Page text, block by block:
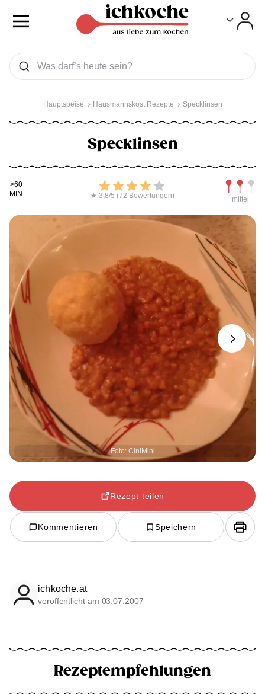
Was wollen Sie suchen
Suchen
Hauptspeise Hausmannskost Rezepte Specklinsen
Specklinsen
Kochdauer
>60
MIN
Bewerten
★ 3,8/5 (72 Bewertungen) mittel
Foto: CiniMini
Next
Rezept teilen
Kommentieren Speichern
ichkoche.at
veröffentlicht am 03.07.2007
Rezeptempfehlungen